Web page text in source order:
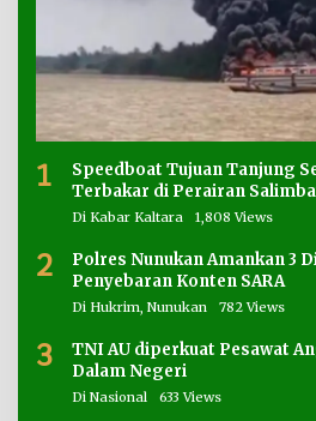
1
Speedboat Tujuan Tanjung
Terbakar di Perairan
Di Kabar Kaltara 1,808 Views
2
Polres Nunukan Amankan 3
Penyebaran Konten SARA
Di Hukrim, Nunukan 782 Views
3
TNI AU diperkuat Pesawat
Dalam Negeri
Di Nasional 633 Views